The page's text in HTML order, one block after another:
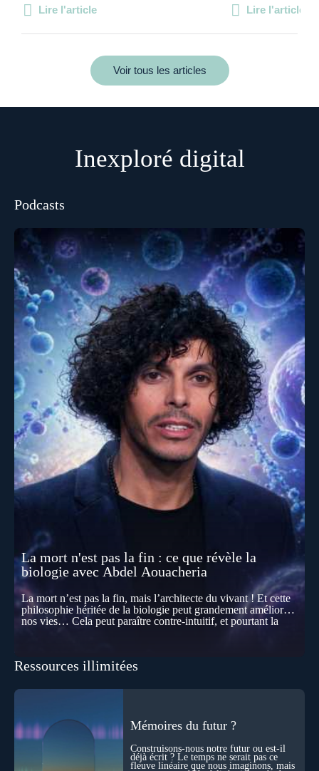
Lire l'article Lire l'article
Voir tous les articles
Inexploré digital
Podcasts
La mort n'est pas la fin : ce que révèle la
biologie avec Abdel Aouacheria
La mort n’est pas la fin, mais l’architecte du vivant ! Et cette
philosophie héritée de la biologie peut grandement améliorer
nos vies… Cela peut paraître contre-intuitif, et pourtant la
se construisent grâce à des milliers de morts cellulaires
effacements nécessaires façonnent la vie elle-même. À toutes
elle transformer notre manière de penser la mort ? Existe-t-il
des ponts avec nos intuitions métaphysiques sur le cycle de
l’âme ? Nous en parlons avec Abdel Aouacheria, docteur en
biochimie et spécialiste de la mort cellulaire.
Ressources illimitées
Mémoires du futur ?
Construisons-nous notre futur ou est-il
déjà écrit ? Le temps ne serait pas ce
fleuve linéaire que nous imaginons, mais